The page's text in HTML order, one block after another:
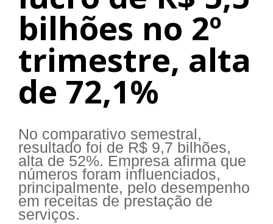
bilhões no 2º
trimestre, alta
de 72,1%
No comparativo semestral,
resultado foi de R$ 9,7 bilhões,
alta de 52%. Empresa afirma que
números foram influenciados,
principalmente, pelo desempenho
em receitas de prestação de
serviços.